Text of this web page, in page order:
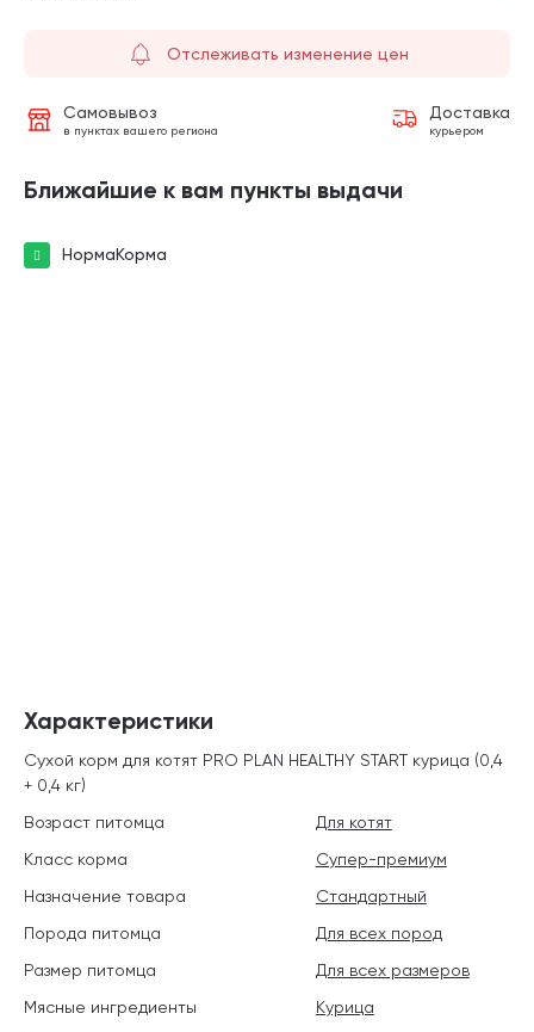
Отслеживать изменение цен
Самовывоз
в пунктах вашего региона
Доставка
курьером
Ближайшие к вам пункты выдачи
НормаКорма
Характеристики
Сухой корм для котят PRO PLAN HEALTHY START курица (0,4
+ 0,4 кг)
Возраст питомца
Для котят
Класс корма
Супер-премиум
Назначение товара
Стандартный
Порода питомца
Для всех пород
Размер питомца
Для всех размеров
Мясные ингредиенты
Курица